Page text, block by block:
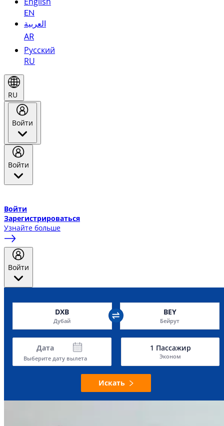
EN
العربية
AR
Русский
RU
RU
Войти
Войти
Войти
Зарегистрироваться
Узнайте больше
Войти
DXB
Дубай
BEY
Бейрут
Дата
Выберите дату вылета
1 Пассажир
Эконом
Искать